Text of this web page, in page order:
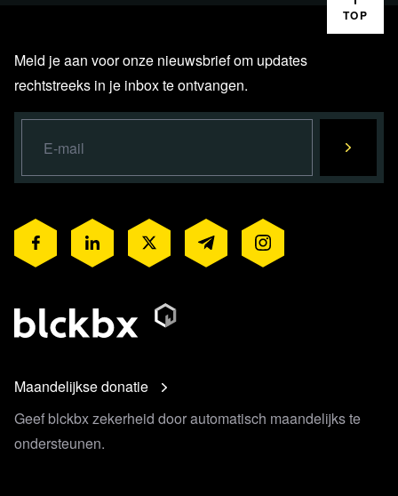
TOP
Meld je aan voor onze nieuwsbrief om updates
rechtstreeks in je inbox te ontvangen.
Maandelijkse donatie
Geef blckbx zekerheid door automatisch maandelijks te
ondersteunen.